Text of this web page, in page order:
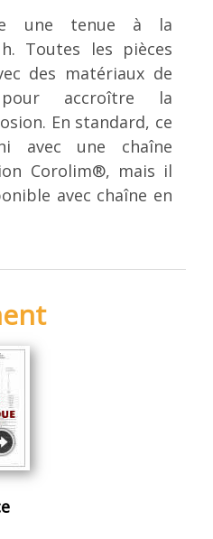
une tenue à la
Toutes les pièces
des matériaux de
accroître la
En standard, ce
avec une chaîne
Corolim®, mais il
avec chaîne en